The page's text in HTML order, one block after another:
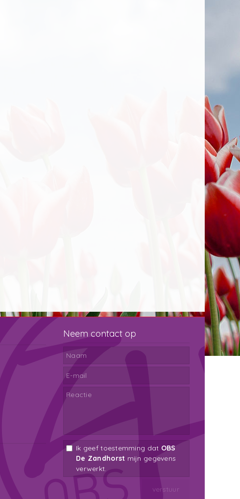
Neem contact op
Ik geef toestemming dat OBS
De Zandhorst mijn gegevens
verwerkt.